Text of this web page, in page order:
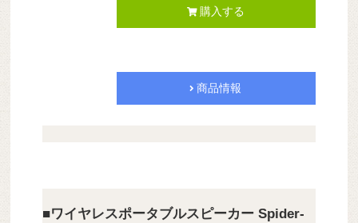
購入する
商品情報
■ワイヤレスポータブルスピーカー Spider-